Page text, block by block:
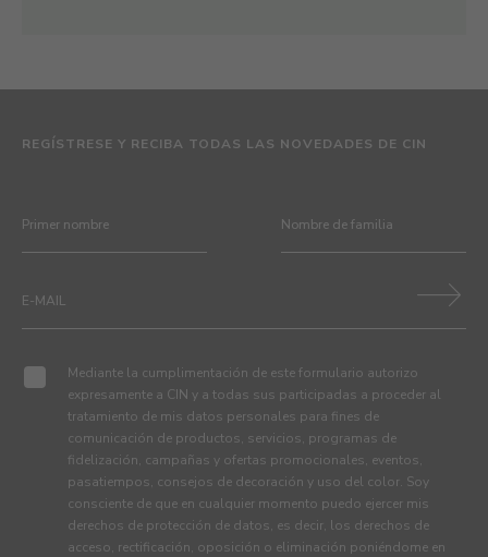
REGÍSTRESE Y RECIBA TODAS LAS NOVEDADES DE CIN
Mediante la cumplimentación de este formulario autorizo
expresamente a CIN y a todas sus participadas a proceder al
tratamiento de mis datos personales para fines de
comunicación de productos, servicios, programas de
fidelización, campañas y ofertas promocionales, eventos,
pasatiempos, consejos de decoración y uso del color. Soy
consciente de que en cualquier momento puedo ejercer mis
derechos de protección de datos, es decir, los derechos de
acceso, rectificación, oposición o eliminación poniéndome en